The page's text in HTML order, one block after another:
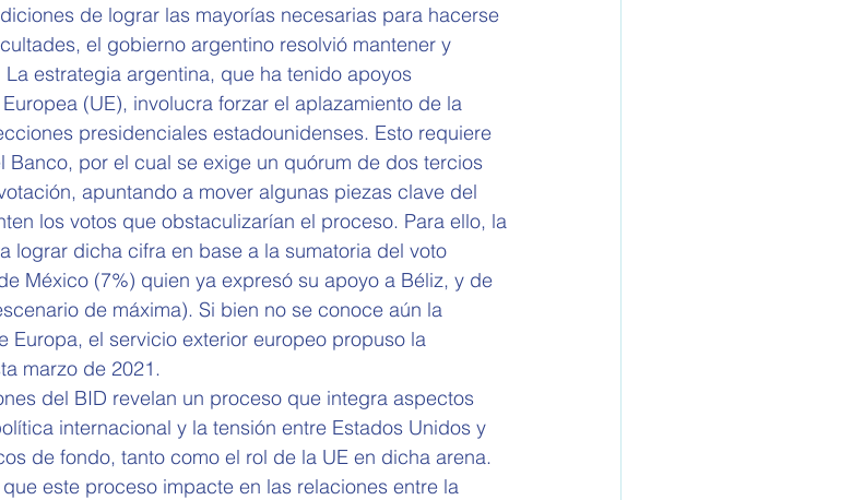
de lograr las mayorías necesarias para hacerse
el gobierno argentino resolvió mantener y
estrategia argentina, que ha tenido apoyos
(UE), involucra forzar el aplazamiento de la
presidenciales estadounidenses. Esto requiere
por el cual se exige un quórum de dos tercios
apuntando a mover algunas piezas clave del
los votos que obstaculizarían el proceso. Para ello, la
lograr dicha cifra en base a la sumatoria del voto
México (7%) quien ya expresó su apoyo a Béliz, y de
de máxima). Si bien no se conoce aún la
Europa, el servicio exterior europeo propuso la
marzo de 2021.
del BID revelan un proceso que integra aspectos
internacional y la tensión entre Estados Unidos y
de fondo, tanto como el rol de la UE en dicha arena.
este proceso impacte en las relaciones entre la